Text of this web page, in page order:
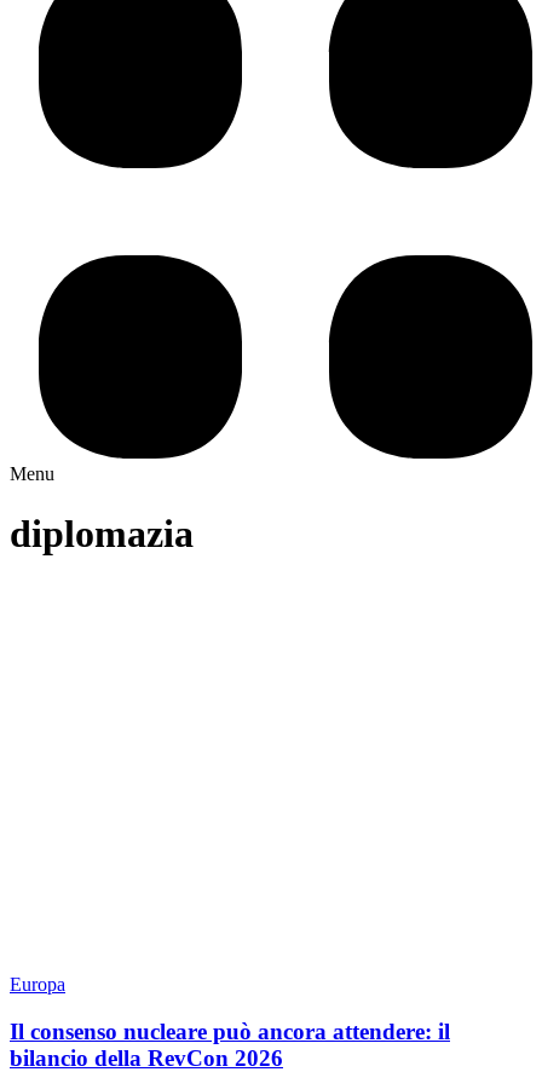
Menu
diplomazia
Europa
Il consenso nucleare può ancora attendere: il
bilancio della RevCon 2026